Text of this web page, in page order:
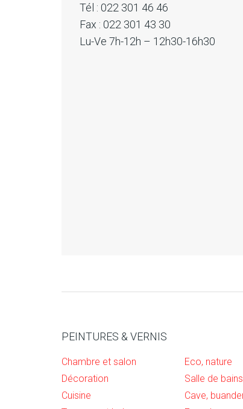
Tél : 022 301 46 46
Fax : 022 301 43 30
Lu-Ve 7h-12h – 12h30-16h30
PEINTURES & VERNIS
Chambre et salon
Eco, nature
Décoration
Salle de bains
Cuisine